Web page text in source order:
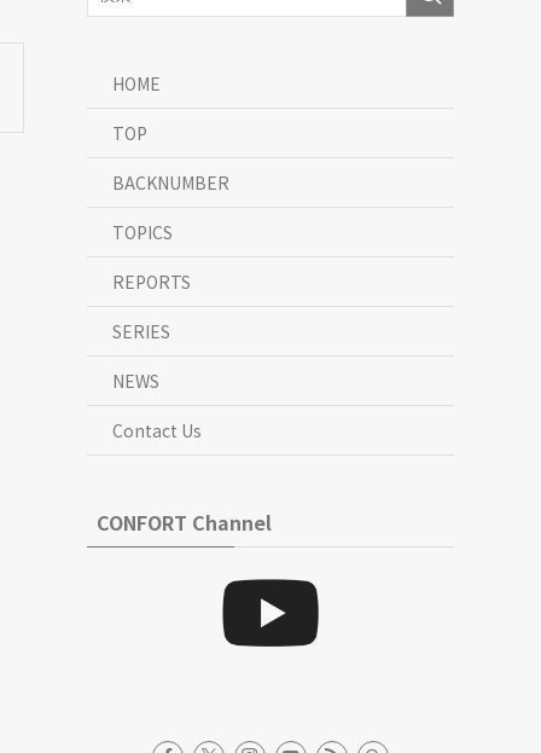
HOME
TOP
BACKNUMBER
TOPICS
REPORTS
SERIES
NEWS
Contact Us
CONFORT Channel